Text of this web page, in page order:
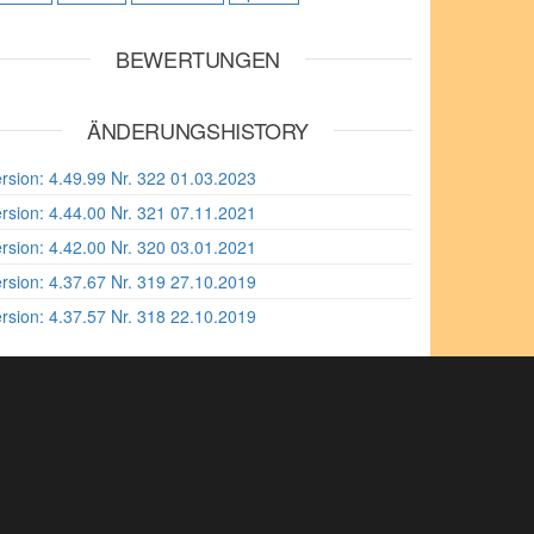
BEWERTUNGEN
ÄNDERUNGSHISTORY
4.49.99 Nr. 322 01.03.2023
4.44.00 Nr. 321 07.11.2021
4.42.00 Nr. 320 03.01.2021
4.37.67 Nr. 319 27.10.2019
4.37.57 Nr. 318 22.10.2019